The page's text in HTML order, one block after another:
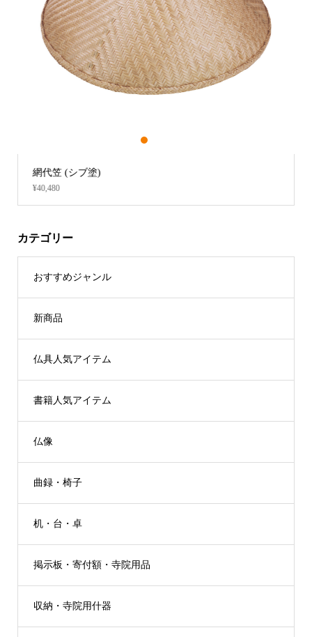
網代笠 (シブ塗)
¥40,480
1
カテゴリー
おすすめジャンル
新商品
仏具人気アイテム
書籍人気アイテム
仏像
曲録・椅子
机・台・卓
掲示板・寄付額・寺院用品
収納・寺院用什器